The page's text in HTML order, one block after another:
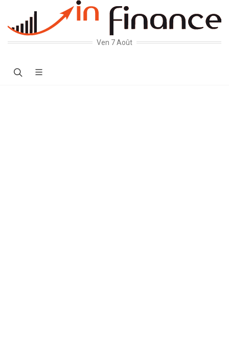
Ven 7 Août